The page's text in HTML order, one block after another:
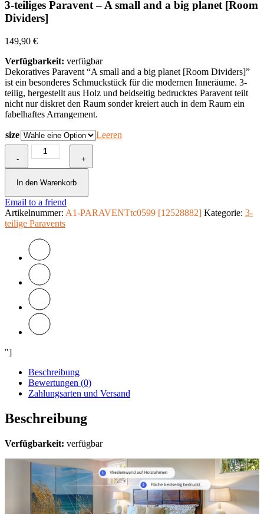
3-teiliges Paravent – A small and a big planet [Room
Dividers]
149,90 €
Verfügbarkeit: verfügbar
Dekoratives Paravent “A small and a big planet [Room Dividers]”
ist ein besonderes Schmuckstück für die modernen Inneräume. 3-
teilig, hergestellt aus Holz und beidseitig bedrucktes Paravent teilt
nicht nur diskret den Raum sonder kreiert auch in dem Raum ein
fabelhaftes Arrangement.
size Leeren
-
teiliges
Paravent
-
small
and
a
planet
[Room
Dividers]
Menge
+
In den Warenkorb
Email to a friend
Artikelnummer: A1-PARAVENTtc0599 [12528882] Kategorie: 3-
teilige Paravents
"]
Beschreibung
Bewertungen (0)
Zahlungsarten und Versand
Beschreibung
Verfügbarkeit: verfügbar